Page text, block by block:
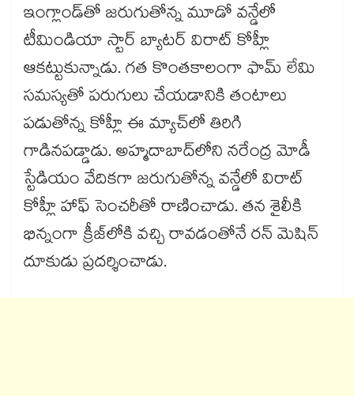
ఇంగ్లాండ్‎తో జరుగుతోన్న మూడో వన్డేలో
టీమిండియా స్టార్ బ్యాటర్ విరాట్ కోహ్లీ
ఆకట్టుకున్నాడు. గత కొంతకాలంగా ఫామ్ లేమి
సమస్యతో పరుగులు చేయడానికి తంటాలు
పడుతోన్న కోహ్లీ ఈ మ్యాచ్‏లో తిరిగి
గాడినపడ్డాడు. అహ్మదాబాద్‎లోని నరేంద్ర మోడీ
స్టేడియం వేదికగా జరుగుతోన్న వన్డేలో విరాట్‌
కోహ్లీ హాఫ్‌ సెంచరీతో రాణించాడు. తన శైలీకి
భిన్నంగా క్రీజ్‎లోకి వచ్చి రావడంతోనే రన్ మెషిన్
దూకుడు ప్రదర్శించాడు.